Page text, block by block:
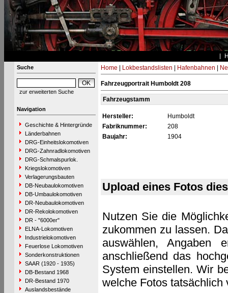
Suche
zur erweiterten Suche
Navigation
Geschichte & Hintergründe
Länderbahnen
DRG-Einheitslokomotiven
DRG-Zahnradlokomotiven
DRG-Schmalspurlok.
Kriegslokomotiven
Verlagerungsbauten
DB-Neubaulokomotiven
DB-Umbaulokomotiven
DR-Neubaulokomotiven
DR-Rekolokomotiven
DR - "6000er"
ELNA-Lokomotiven
Industrielokomotiven
Feuerlose Lokomotiven
Sonderkonstruktionen
SAAR (1920 - 1935)
DB-Bestand 1968
DR-Bestand 1970
Auslandsbestände
Home Lokbestandslisten Hafenbahnen
Fahrzeugportrait Humboldt 208
Fahrzeugstamm
Hersteller:
Humboldt
Fabriknummer:
208
Baujahr:
1904
Upload eines Fotos
Nutzen Sie die
zukommen zu lassen.
auswählen, Angaben
anschließend das
System einstellen. Wir
welche Fotos tatsächlich